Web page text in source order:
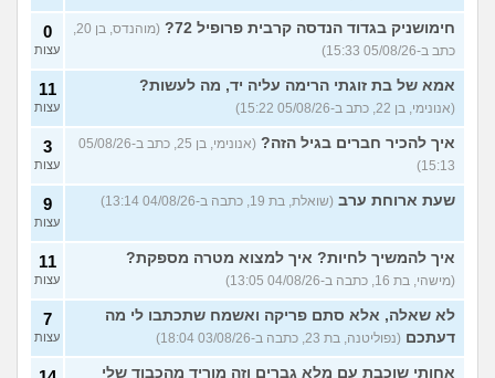
צלוליט בגיל הנעורים, מה
לעשות? (אנונימית, בת 16)
2
עצות
(מעיין, בן 14) 5
עצות
עוד שאלות חדשות במדור
חימושניק בגדוד הנדסה קרבית פרופיל 72?
(מוהנדס, בן 20,
כתב ב-05/08/26 15:33)
0
עצות
אמא של בת זוגתי הרימה עליה יד, מה לעשות?
(אנונימי, בן 22, כתב ב-05/08/26 15:22)
11
עצות
איך להכיר חברים בגיל הזה?
(אנונימי, בן 25, כתב ב-05/08/26
15:13)
3
עצות
שעת ארוחת ערב (שואלת, בת 19, כתבה ב-04/08/26 13:14) 9
עצות
איך להמשיך לחיות? איך למצוא מטרה מספקת?
(מישהי, בת 16, כתבה ב-04/08/26 13:05)
11
עצות
לא שאלה, אלא סתם פריקה ואשמח שתכתבו לי מה
דעתכם (נפוליטנה, בת 23, כתבה ב-03/08/26 18:04)
7
עצות
אחותי שוכבת עם מלא גברים וזה מוריד מהכבוד שלי